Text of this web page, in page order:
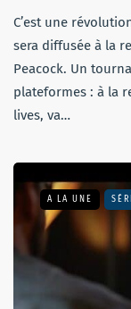
C’est une
sera diffusée à la
Peacock. Un
plateformes : à la
lives, va…
A LA UNE